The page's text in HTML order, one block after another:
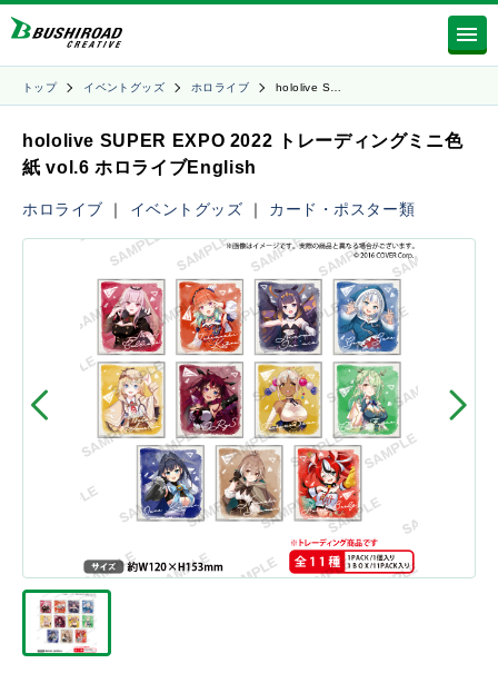
トップ イベントグッズ ホロライブ hololive S…
hololive SUPER EXPO 2022 トレーディングミニ色
紙 vol.6 ホロライブEnglish
ホロライブ ｜ イベントグッズ ｜ カード・ポスター類